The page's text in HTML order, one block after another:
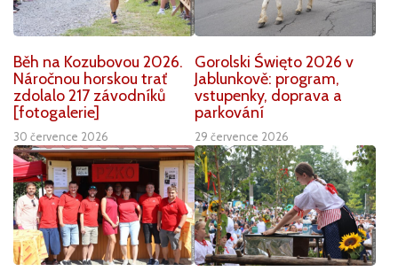
Běh na Kozubovou 2026.
Náročnou horskou trať
zdolalo 217 závodníků
[fotogalerie]
30 července 2026
Gorolski Święto 2026 v
Jablunkově: program,
vstupenky, doprava a
parkování
29 července 2026